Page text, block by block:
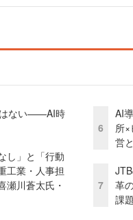
はない——AI時
し」と「行動
工業・人事担
瀬川蒼太氏・
6
AI
所
営
7
革
課